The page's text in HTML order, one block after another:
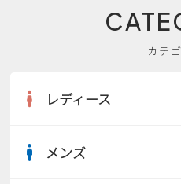
カテ
レディース
メンズ